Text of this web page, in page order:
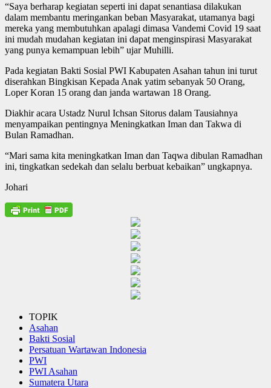
“Saya berharap kegiatan seperti ini dapat senantiasa dilakukan
dalam membantu meringankan beban Masyarakat, utamanya bagi
mereka yang membutuhkan apalagi dimasa Vandemi Covid 19 saat
ini mudah mudahan kegiatan ini dapat menginspirasi Masyarakat
yang punya kemampuan lebih” ujar Muhilli.
Pada kegiatan Bakti Sosial PWI Kabupaten Asahan tahun ini turut
diserahkan Bingkisan Kepada Anak yatim sebanyak 50 Orang,
Loper Koran 15 orang dan janda wartawan 18 Orang.
Diakhir acara Ustadz Nurul Ichsan Sitorus dalam Tausiahnya
menyampaikan pentingnya Meningkatkan Iman dan Takwa di
Bulan Ramadhan.
“Mari sama kita meningkatkan Iman dan Taqwa dibulan Ramadhan
ini, tingkatkan sedekah dan selalu berbuat kebaikan” ungkapnya.
Johari
TOPIK
Asahan
Bakti Sosial
Persatuan Wartawan Indonesia
PWI
PWI Asahan
Sumatera Utara